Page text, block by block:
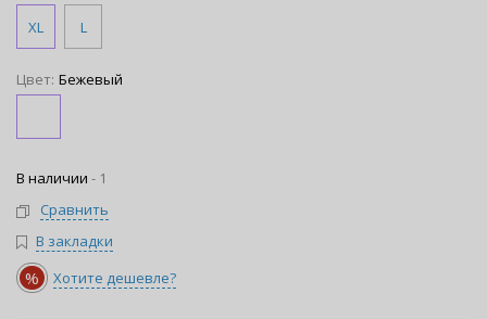
XL
L
Цвет: Бежевый
В наличии - 1
Сравнить
В закладки
% Хотите дешевле?